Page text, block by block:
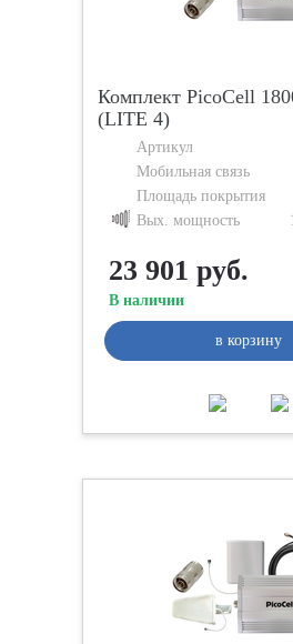
Комплект PicoCell
(LITE 4)
Артикул
Мобильная связь
Площадь покрытия
Вых. мощность
23 901 руб.
В наличии
в корзину